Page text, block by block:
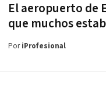
El aeropuerto de
que muchos
PoriProfesional